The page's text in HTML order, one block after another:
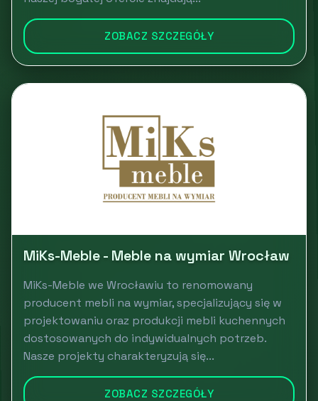
ZOBACZ SZCZEGÓŁY
MiKs-Meble - Meble na wymiar Wrocław
MiKs-Meble we Wrocławiu to renomowany
producent mebli na wymiar, specjalizujący się w
projektowaniu oraz produkcji mebli kuchennych
dostosowanych do indywidualnych potrzeb.
Nasze projekty charakteryzują się...
ZOBACZ SZCZEGÓŁY